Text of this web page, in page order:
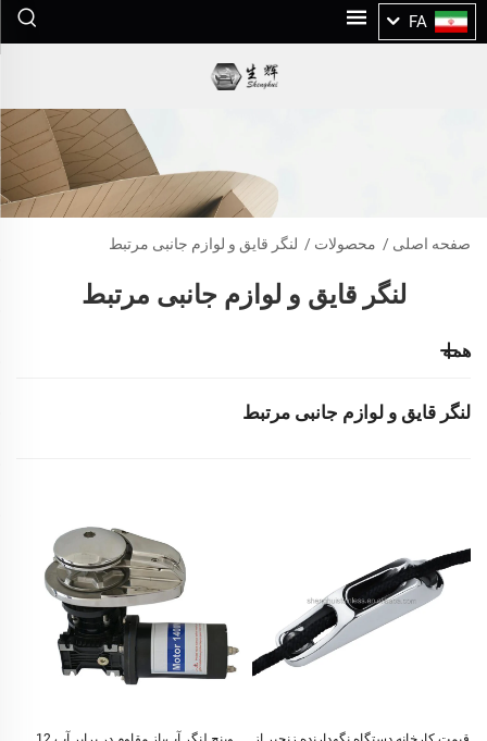
FA
صفحه اصلی / محصولات / لنگر قایق و لوازم جانبی مرتبط
لنگر قایق و لوازم جانبی مرتبط
همه
لنگر قایق و لوازم جانبی مرتبط